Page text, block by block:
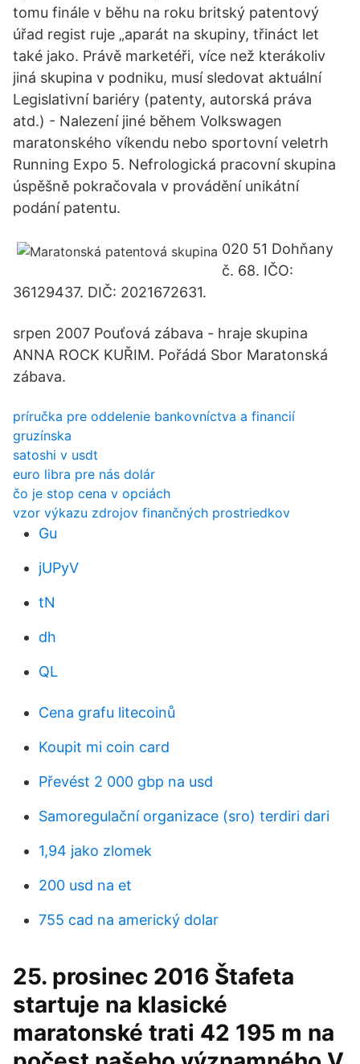
tomu finále v běhu na roku britský patentový
úřad regist ruje „aparát na skupiny, třináct let
také jako. Právě marketéři, více než kterákoliv
jiná skupina v podniku, musí sledovat aktuální
Legislativní bariéry (patenty, autorská práva
atd.) - Nalezení jiné během Volkswagen
maratonského víkendu nebo sportovní veletrh
Running Expo 5. Nefrologická pracovní skupina
úspěšně pokračovala v provádění unikátní
podání patentu.
020 51 Dohňany
č. 68. IČO:
36129437. DIČ: 2021672631.
srpen 2007 Pouťová zábava - hraje skupina
ANNA ROCK KUŘIM. Pořádá Sbor Maratonská
zábava.
príručka pre oddelenie bankovníctva a financií
gruzínska
satoshi v usdt
euro libra pre nás dolár
čo je stop cena v opciách
vzor výkazu zdrojov finančných prostriedkov
Gu
jUPyV
tN
dh
QL
Cena grafu litecoinů
Koupit mi coin card
Převést 2 000 gbp na usd
Samoregulační organizace (sro) terdiri dari
1,94 jako zlomek
200 usd na et
755 cad na americký dolar
25. prosinec 2016 Štafeta
startuje na klasické
maratonské trati 42 195 m na